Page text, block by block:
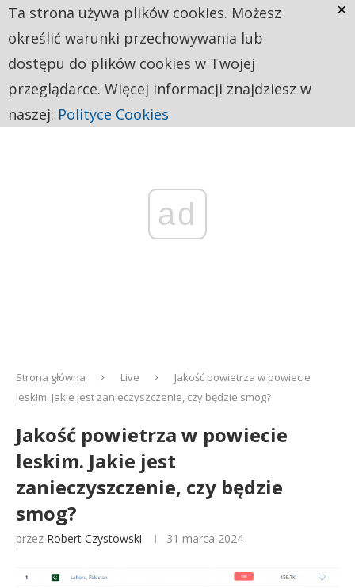
ad
Strona główna Live
Jakość powietrza w powiecie
leskim. Jakie jest zanieczyszczenie, czy będzie smog?
Jakość powietrza w powiecie
leskim. Jakie jest
zanieczyszczenie, czy będzie
smog?
przez Robert Czystowski 31 marca 2024
Ta strona używa plików cookies. Możesz
określić warunki przechowywania lub
dostępu do plików cookies w Twojej
przeglądarce. Więcej informacji znajdziesz w
naszej: Polityce Cookies
×